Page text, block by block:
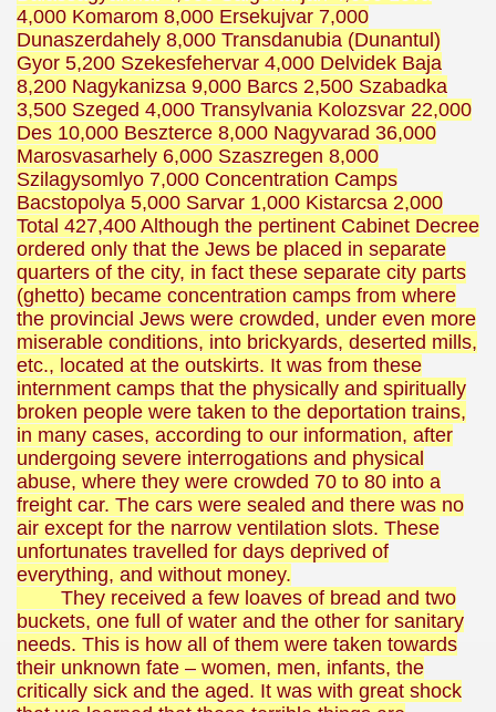
4,000 Komarom 8,000 Ersekujvar 7,000
Dunaszerdahely 8,000 Transdanubia (Dunantul)
Gyor 5,200 Szekesfehervar 4,000 Delvidek Baja
8,200 Nagykanizsa 9,000 Barcs 2,500 Szabadka
3,500 Szeged 4,000 Transylvania Kolozsvar 22,000
Des 10,000 Beszterce 8,000 Nagyvarad 36,000
Marosvasarhely 6,000 Szaszregen 8,000
Szilagysomlyo 7,000 Concentration Camps
Bacstopolya 5,000 Sarvar 1,000 Kistarcsa 2,000
Total 427,400 Although the pertinent Cabinet Decree
ordered only that the Jews be placed in separate
quarters of the city, in fact these separate city parts
(ghetto) became concentration camps from where
the provincial Jews were crowded, under even more
miserable conditions, into brickyards, deserted mills,
etc., located at the outskirts. It was from these
internment camps that the physically and spiritually
broken people were taken to the deportation trains,
in many cases, according to our information, after
undergoing severe interrogations and physical
abuse, where they were crowded 70 to 80 into a
freight car. The cars were sealed and there was no
air except for the narrow ventilation slots. These
unfortunates travelled for days deprived of
everything, and without money.
They received a few loaves of bread and two
buckets, one full of water and the other for sanitary
needs. This is how all of them were taken towards
their unknown fate – women, men, infants, the
critically sick and the aged. It was with great shock